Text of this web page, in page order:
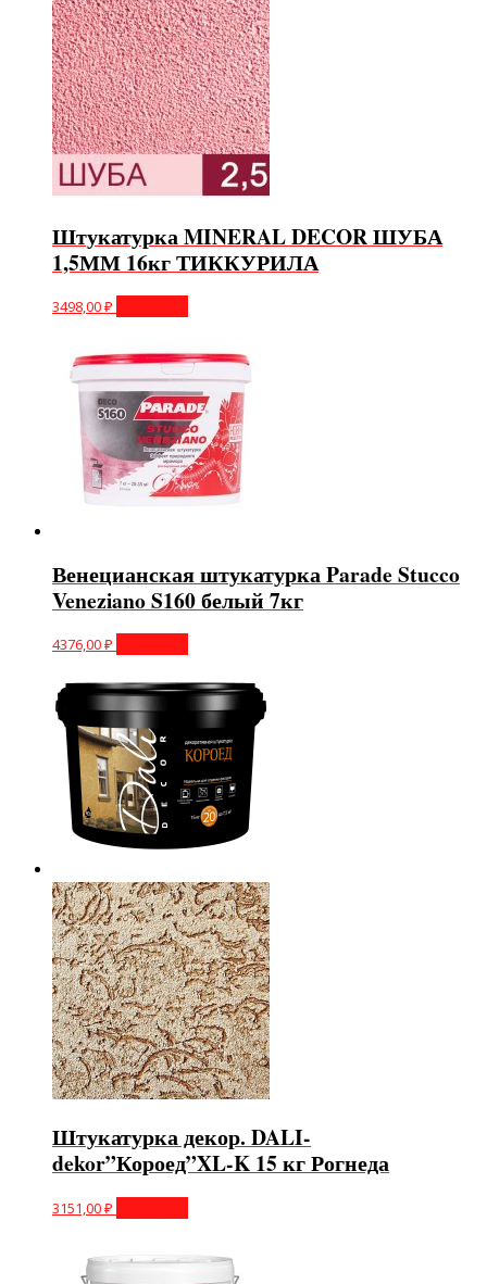
Штукатурка MINERAL DECOR ШУБА
1,5ММ 16кг ТИККУРИЛА
3498,00₽
Венецианская штукатурка Parade Stucco
Veneziano S160 белый 7кг
4376,00₽
Штукатурка декор. DALI-
dekor”Короед”XL-K 15 кг Рогнеда
3151,00₽